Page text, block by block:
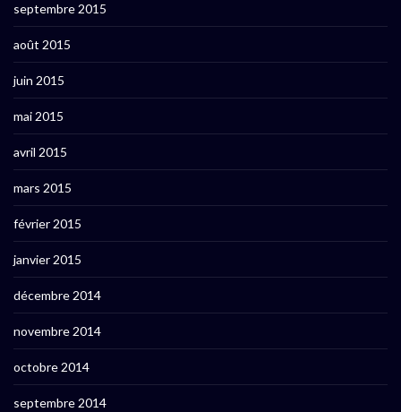
septembre 2015
août 2015
juin 2015
mai 2015
avril 2015
mars 2015
février 2015
janvier 2015
décembre 2014
novembre 2014
octobre 2014
septembre 2014